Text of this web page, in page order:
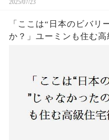
2025/07/23
「ここは“日本のビバリ
か？」ユーミンも住む